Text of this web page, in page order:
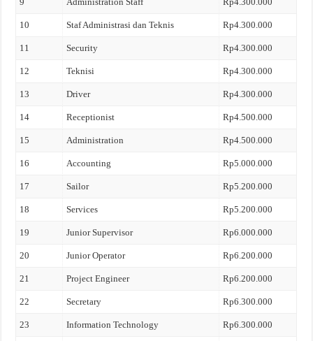
10 Staf Administrasi dan Teknis Rp4.300.000
11 Security Rp4.300.000
12 Teknisi Rp4.300.000
13 Driver Rp4.300.000
14 Receptionist Rp4.500.000
15 Administration Rp4.500.000
16 Accounting Rp5.000.000
17 Sailor Rp5.200.000
18 Services Rp5.200.000
19 Junior Supervisor Rp6.000.000
20 Junior Operator Rp6.200.000
21 Project Engineer Rp6.200.000
22 Secretary Rp6.300.000
23 Information Technology Rp6.300.000